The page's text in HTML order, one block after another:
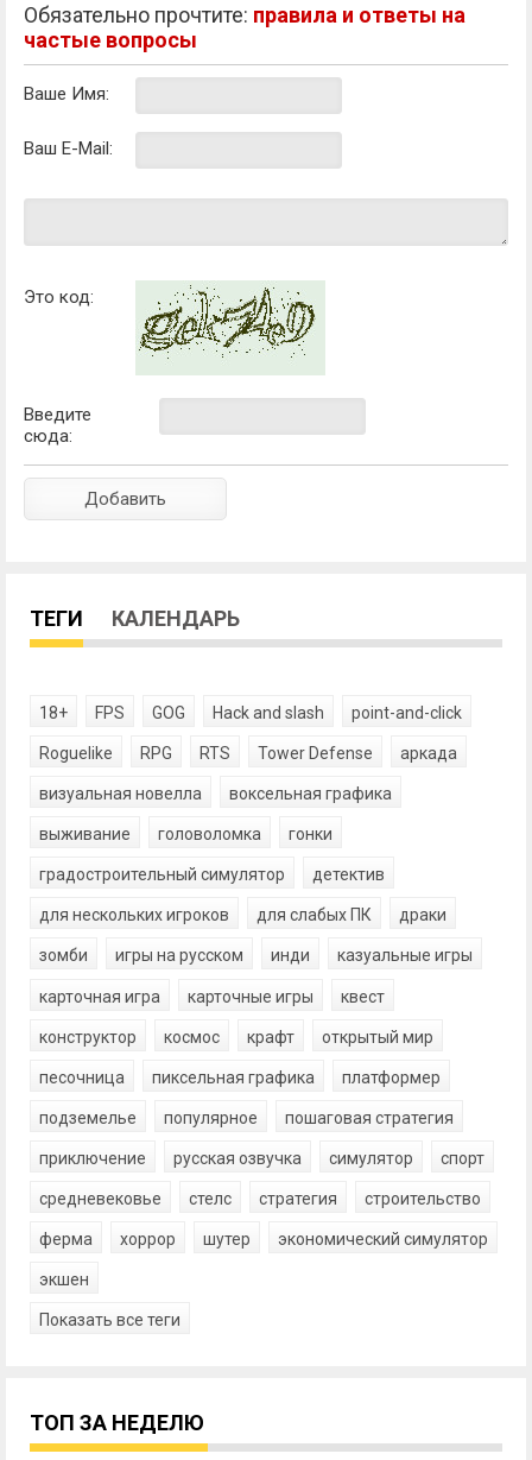
Обязательно прочтите: правила и ответы на
частые вопросы
Ваше Имя:
Ваш E-Mail:
Это код:
Введите
сюда:
ТЕГИ КАЛЕНДАРЬ
18+ FPS GOG Hack and slash point-and-click
Roguelike RPG RTS Tower Defense аркада
визуальная новелла воксельная графика
выживание головоломка гонки
градостроительный симулятор детектив
для нескольких игроков для слабых ПК драки
зомби игры на русском инди казуальные игры
карточная игра карточные игры квест
конструктор космос крафт открытый мир
песочница пиксельная графика платформер
подземелье популярное пошаговая стратегия
приключение русская озвучка симулятор спорт
средневековье стелс стратегия строительство
ферма хоррор шутер экономический симулятор
экшен
Показать все теги
ТОП ЗА НЕДЕЛЮ